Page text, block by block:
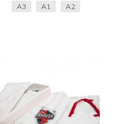
A3 A1 A2